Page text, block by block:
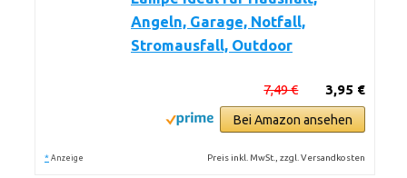
Angeln, Garage, Notfall,
Stromausfall, Outdoor
3,95 €
7,49 €
Bei Amazon ansehen
* Anzeige Preis inkl. MwSt., zzgl. Versandkosten